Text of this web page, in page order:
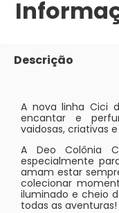
Descrição
A nova linha Cici
encantar e
vaidosas, criativas
A Deo Colônia
especialmente
amam estar
colecionar
iluminado e cheio
todas as aventuras!